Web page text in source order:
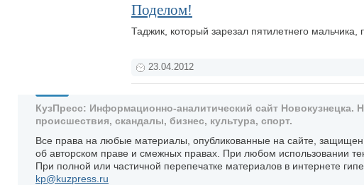
Поделом!
Таджик, который зарезал пятилетнего
23.04.2012
КузПресс: Информационно-аналитический сайт Новокузнецка.
происшествия, скандалы, бизнес, культура, спорт.
Все права на любые материалы, опубликованные на сайте,
об авторском праве и смежных правах. При любом использовании
При полной или частичной перепечатке материалов в интернете
kp@kuzpress.ru